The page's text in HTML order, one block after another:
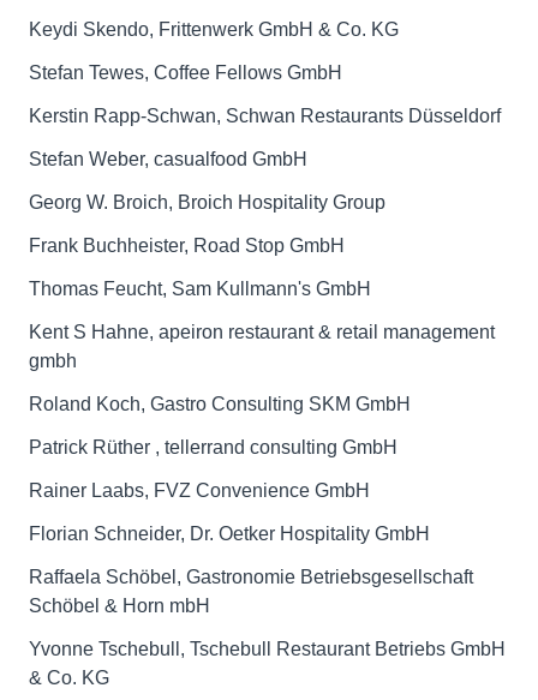
Keydi Skendo, Frittenwerk GmbH & Co. KG
Stefan Tewes, Coffee Fellows GmbH
Kerstin Rapp-Schwan, Schwan Restaurants Düsseldorf
Stefan Weber, casualfood GmbH
Georg W. Broich, Broich Hospitality Group
Frank Buchheister, Road Stop GmbH
Thomas Feucht, Sam Kullmann's GmbH
Kent S Hahne, apeiron restaurant & retail management
gmbh
Roland Koch, Gastro Consulting SKM GmbH
Patrick Rüther , tellerrand consulting GmbH
Rainer Laabs, FVZ Convenience GmbH
Florian Schneider, Dr. Oetker Hospitality GmbH
Raffaela Schöbel, Gastronomie Betriebsgesellschaft
Schöbel & Horn mbH
Yvonne Tschebull, Tschebull Restaurant Betriebs GmbH
& Co. KG